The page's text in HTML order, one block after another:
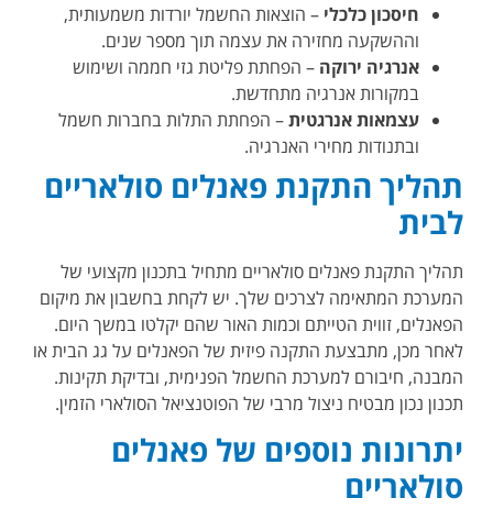
חיסכון כלכלי – הוצאות החשמל יורדות משמעותית,
וההשקעה מחזירה את עצמה תוך מספר שנים.
אנרגיה ירוקה – הפחתת פליטת גזי חממה ושימוש
במקורות אנרגיה מתחדשת.
עצמאות אנרגטית– הפחתת התלות בחברות חשמל
ובתנודות מחירי האנרגיה.
תהליך התקנת פאנלים סולאריים
לבית
תהליך התקנת פאנלים סולאריים מתחיל בתכנון מקצועי של
המערכת המתאימה לצרכים שלך. יש לקחת בחשבון את מיקום
הפאנלים, זווית הטייתם וכמות האור שהם יקלטו במשך היום.
לאחר מכן, מתבצעת התקנה פיזית של הפאנלים על גג הבית או
המבנה, חיבורם למערכת החשמל הפנימית, ובדיקת תקינות.
תכנון נכון מבטיח ניצול מרבי של הפוטנציאל הסולארי הזמין.
יתרונות נוספים של פאנלים
סולאריים